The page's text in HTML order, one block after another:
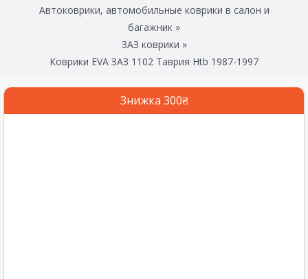
Автоковрики, автомобильные коврики в салон и
багажник »
ЗАЗ коврики »
Коврики EVA ЗАЗ 1102 Таврия Htb 1987-1997
Знижка 300₴